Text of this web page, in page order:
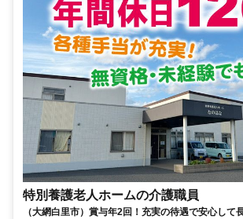
特別養護老人ホームの介護職員
（大網白里市）賞与年2回！充実の待遇で安心して